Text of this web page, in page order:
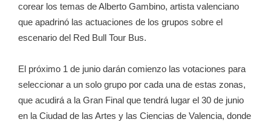
corear los temas de Alberto Gambino, artista valenciano
que apadrinó las actuaciones de los grupos sobre el
escenario del Red Bull Tour Bus.
El próximo 1 de junio darán comienzo las votaciones para
seleccionar a un solo grupo por cada una de estas zonas,
que acudirá a la Gran Final que tendrá lugar el 30 de junio
en la Ciudad de las Artes y las Ciencias de Valencia, donde